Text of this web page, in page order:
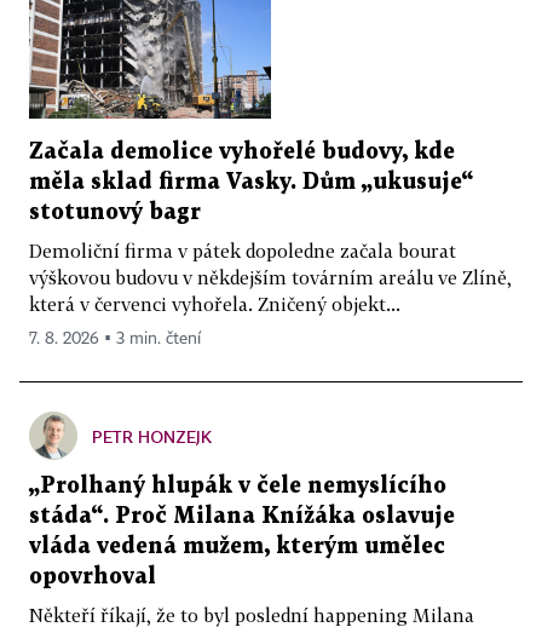
Začala demolice vyhořelé budovy, kde
měla sklad firma Vasky. Dům „ukusuje“
stotunový bagr
Demoliční firma v pátek dopoledne začala bourat
výškovou budovu v někdejším továrním areálu ve Zlíně,
která v červenci vyhořela. Zničený objekt...
7. 8. 2026 ▪ 3 min. čtení
PETR HONZEJK
„Prolhaný hlupák v čele nemyslícího
stáda“. Proč Milana Knížáka oslavuje
vláda vedená mužem, kterým umělec
opovrhoval
Někteří říkají, že to byl poslední happening Milana